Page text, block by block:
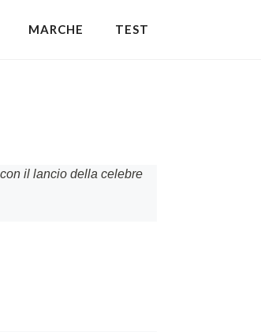
MARCHE TEST
il lancio della celebre